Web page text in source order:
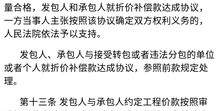
量合格，发包人和承包人就折价补偿款达成协议，
一方当事人主张按照该协议确定双方权利义务的，
人民法院依法予以支持。
发包人、承包人与接受转包或者违法分包的单位
或者个人就折价补偿款达成协议，参照前款规定处
理。
第十三条 发包人与承包人约定工程价款按照审